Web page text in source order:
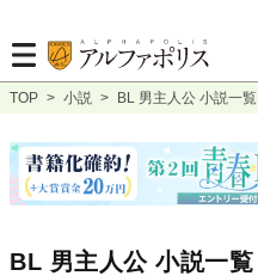
TOP > 小説 > BL 男主人公 小説一覧
BL 男主人公 小説一覧